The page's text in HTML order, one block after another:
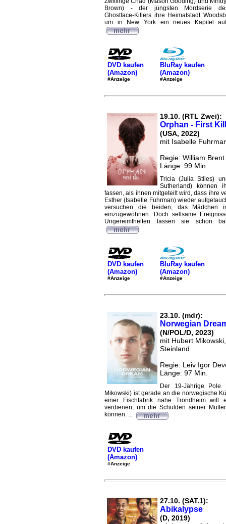
Brown) - der jüngsten Mordserie
Ghostface-Killers ihre Heimatstadt
um in New York ein neues Kapitel
DVD kaufen
(Amazon)
#Anzeige
BluRay kaufen
(Amazon)
#Anzeige
19.10. (RTL Zwei):
Orphan - First Kill
(USA, 2022)
mit Isabelle
Regie: William Brent
Länge: 99 Min.
Tricia (Julia Stiles)
Sutherland) können
fassen, als ihnen mitgeteilt wird, dass ihre
Esther (Isabelle Fuhrman) wieder
versuchen die beiden, das Mädchen
einzugewöhnen. Doch seltsame
Ungereimtheiten lassen sie schon
DVD kaufen
(Amazon)
#Anzeige
BluRay kaufen
(Amazon)
#Anzeige
23.10. (mdr):
Norwegian
(N/POL/D, 2023)
mit Hubert
Steinland
Regie: Leiv Igor
Länge: 97 Min.
Der 19-Jährige Pole
Mikowski) ist gerade an die norwegische
einer Fischfabrik nahe Trondheim will
verdienen, um die Schulden seiner
können. ...
DVD kaufen
(Amazon)
#Anzeige
27.10. (SAT.1):
Abikalypse
(D, 2019)